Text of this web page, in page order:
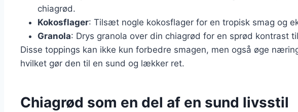
chiagrød.
Kokosflager: Tilsæt nogle kokosflager for en tropisk smag og
Granola: Drys granola over din chiagrød for en sprød kontrast
Disse toppings kan ikke kun forbedre smagen, men også øge
hvilket gør den til en sund og lækker ret.
Chiagrød som en del af en sund livsstil